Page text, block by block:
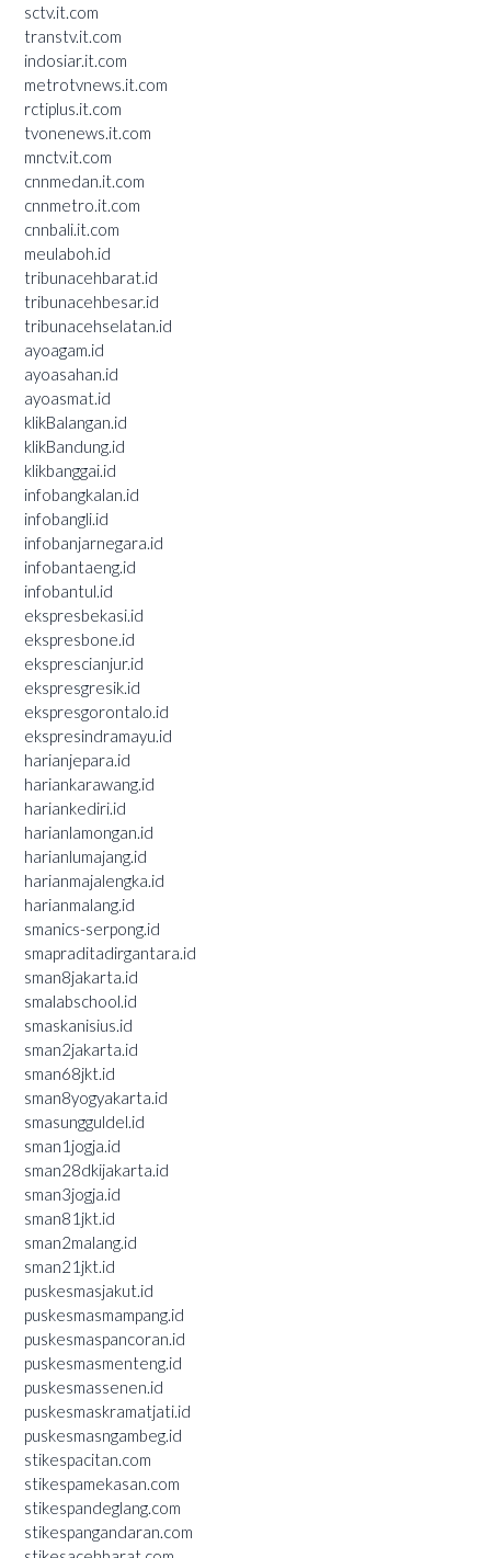
sctv.it.com
transtv.it.com
indosiar.it.com
metrotvnews.it.com
rctiplus.it.com
tvonenews.it.com
mnctv.it.com
cnnmedan.it.com
cnnmetro.it.com
cnnbali.it.com
meulaboh.id
tribunacehbarat.id
tribunacehbesar.id
tribunacehselatan.id
ayoagam.id
ayoasahan.id
ayoasmat.id
klikBalangan.id
klikBandung.id
klikbanggai.id
infobangkalan.id
infobangli.id
infobanjarnegara.id
infobantaeng.id
infobantul.id
ekspresbekasi.id
ekspresbone.id
eksprescianjur.id
ekspresgresik.id
ekspresgorontalo.id
ekspresindramayu.id
harianjepara.id
hariankarawang.id
hariankediri.id
harianlamongan.id
harianlumajang.id
harianmajalengka.id
harianmalang.id
smanics-serpong.id
smapraditadirgantara.id
sman8jakarta.id
smalabschool.id
smaskanisius.id
sman2jakarta.id
sman68jkt.id
sman8yogyakarta.id
smasungguldel.id
sman1jogja.id
sman28dkijakarta.id
sman3jogja.id
sman81jkt.id
sman2malang.id
sman21jkt.id
puskesmasjakut.id
puskesmasmampang.id
puskesmaspancoran.id
puskesmasmenteng.id
puskesmassenen.id
puskesmaskramatjati.id
puskesmasngambeg.id
stikespacitan.com
stikespamekasan.com
stikespandeglang.com
stikespangandaran.com